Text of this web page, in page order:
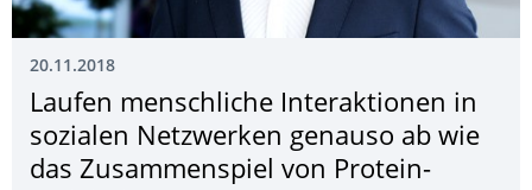
20.11.2018
Laufen menschliche Interaktionen in
sozialen Netzwerken genauso ab wie
das Zusammenspiel von Protein-